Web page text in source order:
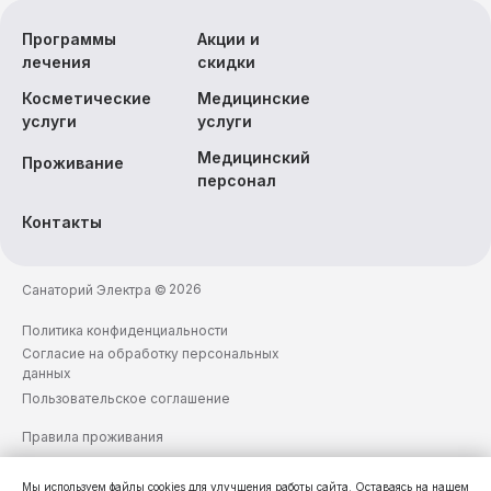
Реестр классифицированных
средств размещения
Санаторий Электра ©
Согласие на обработку персональных
данных
Пользовательское соглашение
Политика конфиденциальности
Правила проживания
Программы
лечения
Акции и
скидки
Косметические
услуги
Медицинские
услуги
Проживание
Медицинский
персонал
Контакты
2026
Мы используем файлы cookies для улучшения работы сайта. Оставаясь на нашем